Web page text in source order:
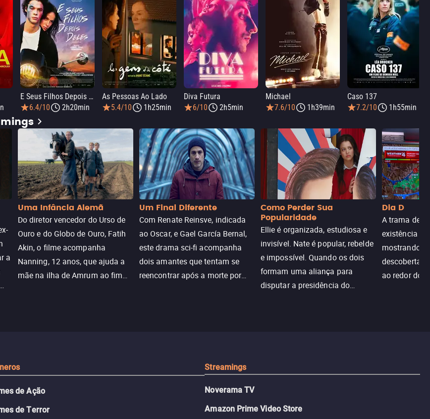
E Seus Filhos Depois Deles
6.4/10
2h20min
As Pessoas Ao Lado
5.4/10
1h25min
Diva Futura
6/10
2h5min
Michael
7.6/10
1h39min
Caso 137
7.2/10
1h55min
a
Uma Infância Alemã
Do diretor vencedor do Urso de
Ouro e do Globo de Ouro, Fatih
Akin, o filme acompanha
Nanning, 12 anos, que ajuda a
mãe na ilha de Amrum ao fim
Um Final Diferente
Com Renate Reinsve, indicada
ao Oscar, e Gael García Bernal,
este drama sci-fi acompanha
dois amantes que tentam se
reencontrar após a morte por
Como Perder Sua
Popularidade
Ellie é organizada, estudiosa e
invisível. Nate é popular, rebelde
e impossível. Quando os dois
formam uma aliança para
disputar a presidência do
Dia D
A trama de
existência
mostrando
descoberta
ao redor do
de Ação
de Terror
Streamings
Noverama TV
Amazon Prime Video Store